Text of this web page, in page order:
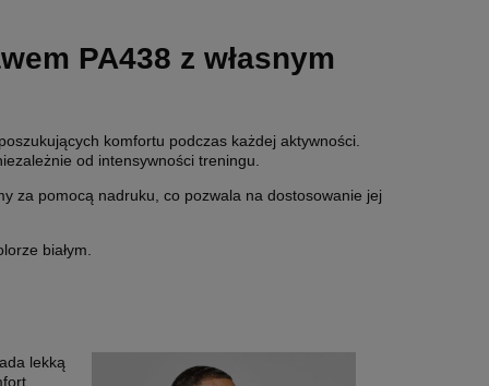
PA438 z własnym
komfortu podczas każdej aktywności.
od intensywności treningu.
za pomocą nadruku, co pozwala na dostosowanie jej
białym.
lekką